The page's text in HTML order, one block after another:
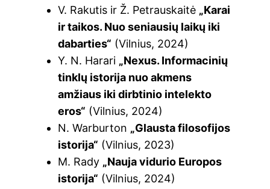
V. Rakutis ir Ž. Petrauskaitė „Karai
ir taikos. Nuo seniausių laikų iki
dabarties“ (Vilnius, 2024)
Y. N. Harari „Nexus. Informacinių
tinklų istorija nuo akmens
amžiaus iki dirbtinio intelekto
eros“ (Vilnius, 2024)
N. Warburton „Glausta filosofijos
istorija“ (Vilnius, 2023)
M. Rady „Nauja vidurio Europos
istorija“ (Vilnius, 2024)